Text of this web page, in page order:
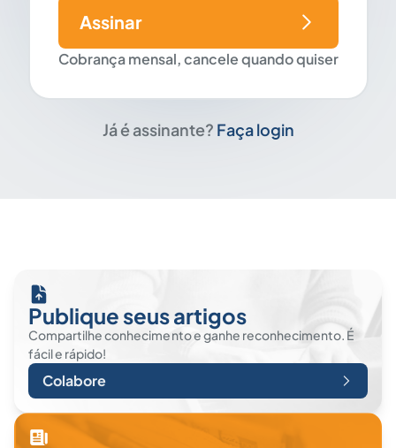
Cobrança mensal, cancele quando quiser
Assinar
Já é assinante? Faça login
Publique seus artigos
Compartilhe conhecimento e ganhe reconhecimento. É
fácil e rápido!
Colabore